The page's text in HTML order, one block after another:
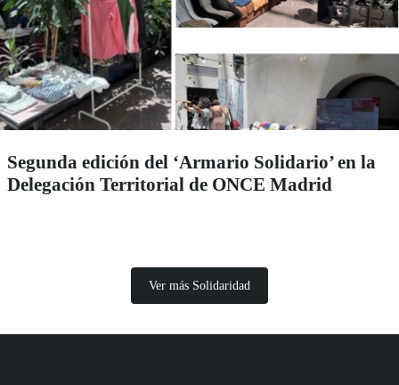
Segunda edición del ‘Armario Solidario’ en la
Delegación Territorial de ONCE Madrid
Ver más Solidaridad